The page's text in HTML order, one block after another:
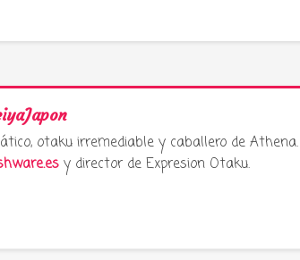
otaku irremediable y caballero de
y director de Expresion Otaku.